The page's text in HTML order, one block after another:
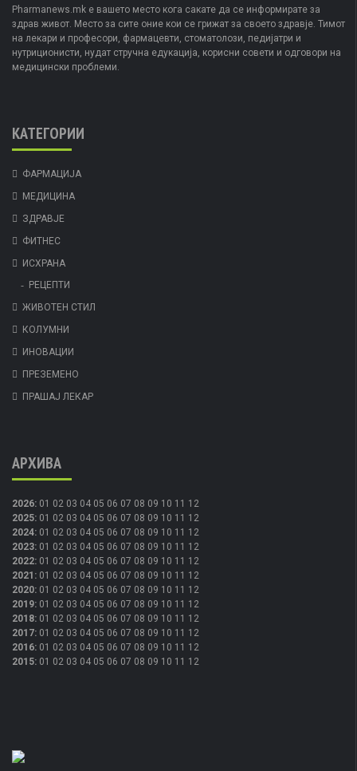
Pharmanews.mk е вашето место кога сакате да се информирате за
здрав живот. Место за сите оние кои се грижат за своето здравје. Тимот
на лекари и професори, фармацевти, стоматолози, педијатри и
нутриционисти, нудат стручна едукација, корисни совети и одговори на
медицински проблеми.
КАТЕГОРИИ
ФАРМАЦИЈА
МЕДИЦИНА
ЗДРАВЈЕ
ФИТНЕС
ИСХРАНА
РЕЦЕПТИ
ЖИВОТЕН СТИЛ
КОЛУМНИ
ИНОВАЦИИ
ПРЕЗЕМЕНО
ПРАШАЈ ЛЕКАР
АРХИВА
2026: 01 02 03 04 05 06 07 08 09 10 11 12
2025: 01 02 03 04 05 06 07 08 09 10 11 12
2024: 01 02 03 04 05 06 07 08 09 10 11 12
2023: 01 02 03 04 05 06 07 08 09 10 11 12
2022: 01 02 03 04 05 06 07 08 09 10 11 12
2021 : 01 02 03 04 05 06 07 08 09 10 11 12
2020: 01 02 03 04 05 06 07 08 09 10 11 12
2019: 01 02 03 04 05 06 07 08 09 10 11 12
2018: 01 02 03 04 05 06 07 08 09 10 11 12
2017: 01 02 03 04 05 06 07 08 09 10 11 12
2016: 01 02 03 04 05 06 07 08 09 10 11 12
2015: 01 02 03 04 05 06 07 08 09 10 11 12